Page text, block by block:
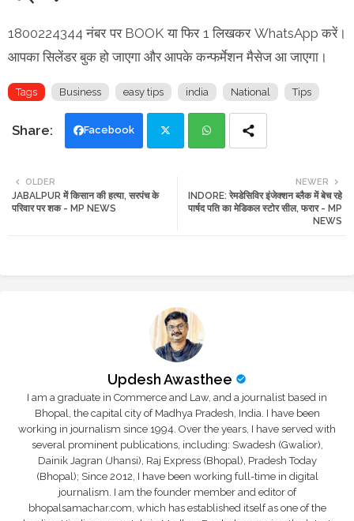
1800224344 नंबर पर BOOK या फिर 1 लिखकर WhatsApp करें।
आपका सिलेंडर बुक हो जाएगा और आपके कन्फर्मेशन मैसेज आ जाएगा।
Tags Business easy tips india National Tips
Facebook
tte ats
NEWER
INDORE: रेमडेसिविर इंजेक्शन ब्लैक में बेच रहे
पार्षद पति का मेडिकल स्टोर सील, फरार - MP
NEWS
OLDER
JABALPUR में किसान की हत्या, सरपंच के
परिवार पर शक - MP NEWS
Updesh Awasthee
I am a graduate in Commerce and Law, and a journalist based in
Bhopal, the capital city of Madhya Pradesh, India. I have been
working in journalism since 1994. Over the years, I have served with
several prominent publications, including: Swadesh (Gwalior),
Dainik Jagran (Jhansi), Raj Express (Bhopal), Pradesh Today
(Bhopal); Since 2012, I have been working full-time in digital
journalism. I am the founder member and editor of
bhopalsamachar.com, which has established itself as one of the